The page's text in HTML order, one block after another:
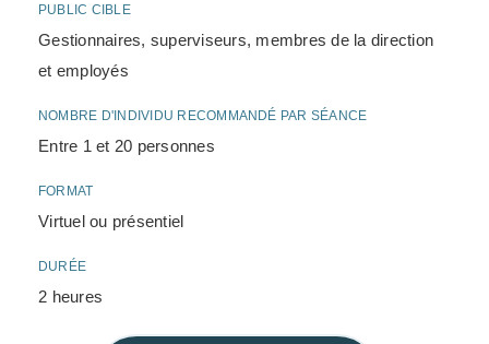
PUBLIC CIBLE
Gestionnaires, superviseurs, membres de la direction
et employés
NOMBRE D'INDIVIDU RECOMMANDÉ PAR SÉANCE
Entre 1 et 20 personnes
FORMAT
Virtuel ou présentiel
DURÉE
2 heures